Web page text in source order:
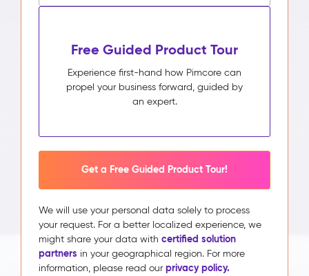
Free Guided Product Tour
Experience first-hand how Pimcore can
propel your business forward, guided by
an expert.
Get a Free Guided Product Tour!
We will use your personal data solely to process
your request. For a better localized experience, we
might share your data with certified solution
partners in your geographical region. For more
information, please read our privacy policy.